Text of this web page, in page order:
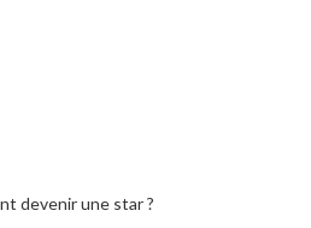
devenir une star ?